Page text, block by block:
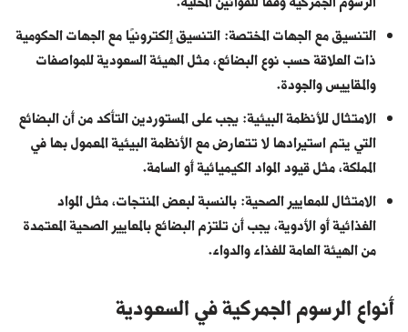
التنسيق مع الجهات المختصة: التنسيق إلكترونيًا مع الجهات الحكومية
ذات العلاقة حسب نوع البضائع، مثل الهيئة السعودية للمواصفات
والمقاييس والجودة.
الامتثال للأنظمة البيئية: يجب على المستوردين التأكد من أن البضائع
التي يتم استيرادها لا تتعارض مع الأنظمة البيئية المعمول بها في
المملكة، مثل قيود المواد الكيميائية أو السامة.
الامتثال للمعايير الصحية: بالنسبة لبعض المنتجات، مثل المواد
الغذائية أو الأدوية، يجب أن تلتزم البضائع بالمعايير الصحية المعتمدة
من الهيئة العامة للغذاء والدواء.
أنواع الرسوم الجمركية في السعودية